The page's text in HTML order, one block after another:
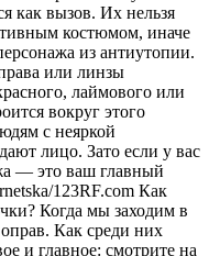
как вызов. Их нельзя
костюмом, иначе
из антиутопии.
или линзы
лаймового или
вокруг этого
с неяркой
лицо. Зато если у вас
— это ваш главный
123RF.com Как
Когда мы заходим в
Как среди них
и главное: смотрите на